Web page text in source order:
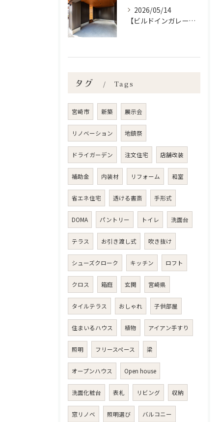
2026/05/14
【ビルドインガレージの魅力】宮崎市で新築•リノベーション| mikiデザインハウス
タグ Tags
宮崎市 新築 展示会
リノベーション 地鎮祭
ドライガーデン 注文住宅 店舗改装
補助金 内装材 リフォーム 和室
省エネ住宅 透ける書斎 手形式
DOMA パントリー トイレ 洗面台
テラス お引き渡し式 吹き抜け
シューズクローク キッチン ロフト
クロス 箱庭 玄関 宮崎県
タイルテラス おしゃれ 子供部屋
住まいるハウス 植物 アイアン手すり
照明 フリースペース 梁
オープンハウス Open house
洗面化粧台 表札 リビング 収納
窓リノベ 照明選び バルコニー